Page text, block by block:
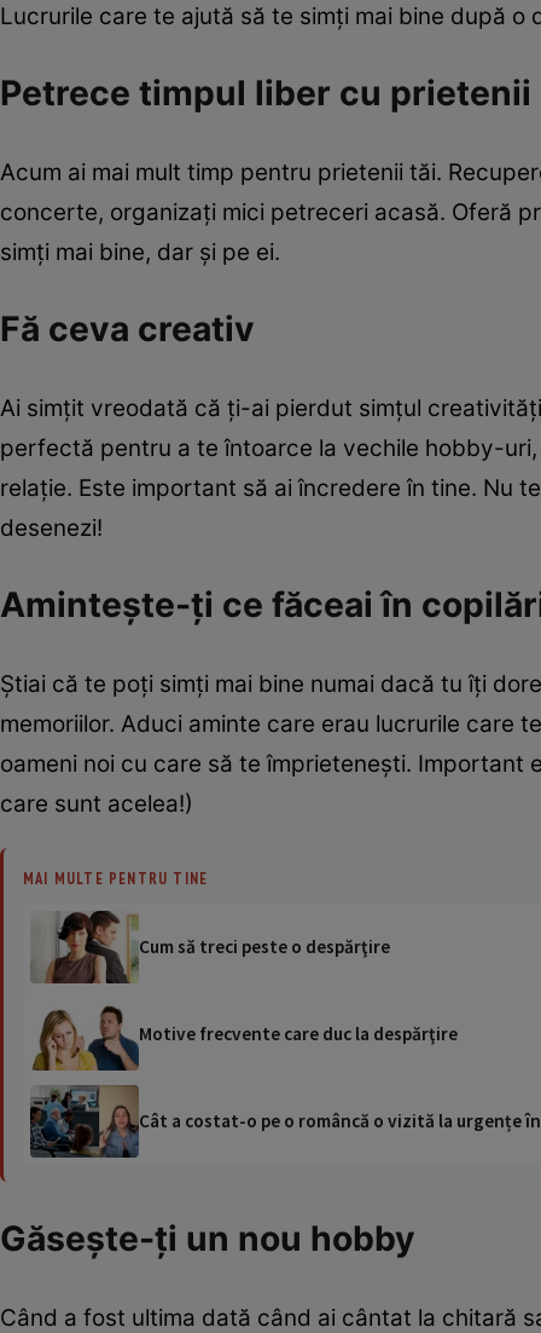
Lucrurile care te ajută să te simţi mai bine după o
Petrece timpul liber cu prietenii
Acum ai mai mult timp pentru prietenii tăi.
concerte, organizaţi mici petreceri acasă. Oferă
simţi mai bine, dar şi pe ei.
Fă ceva creativ
Ai simţit vreodată că ţi-ai pierdut simţul
perfectă pentru a te întoarce la vechile hobby-
relaţie. Este important să ai încredere în tine. Nu
desenezi!
Aminteşte-ţi ce făceai în
Ştiai că te poţi simţi mai bine numai dacă tu îţi
memoriilor. Aduci aminte care erau lucrurile care
oameni noi cu care să te împrieteneşti.
care sunt acelea!)
MAI MULTE PENTRU TINE
Cum să treci peste o despărţire
Motive frecvente care duc la despărţire
Cât a costat-o pe o româncă o vizită la urgențe
Găseşte-ţi un nou hobby
Când a fost ultima dată când ai cântat la chitară